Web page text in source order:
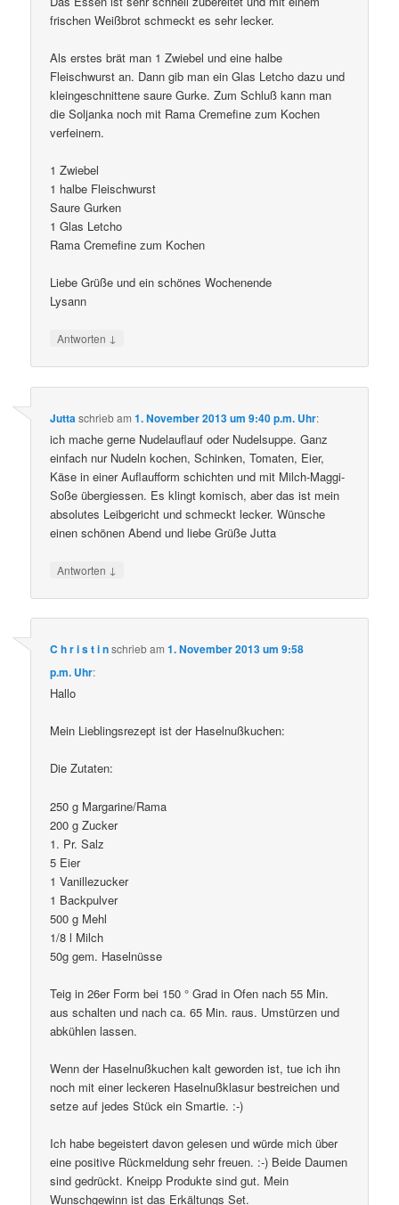
frischen Weißbrot schmeckt es sehr lecker.
Als erstes brät man 1 Zwiebel und eine halbe
Fleischwurst an. Dann gib man ein Glas Letcho dazu und
kleingeschnittene saure Gurke. Zum Schluß kann man
die Soljanka noch mit Rama Cremefine zum Kochen
verfeinern.
1 Zwiebel
1 halbe Fleischwurst
Saure Gurken
1 Glas Letcho
Rama Cremefine zum Kochen
Liebe Grüße und ein schönes Wochenende
Lysann
Antworten ↓
Juttaschriebam1. November 2013 um 9:40 p.m. Uhr:
ich mache gerne Nudelauflauf oder Nudelsuppe. Ganz
einfach nur Nudeln kochen, Schinken, Tomaten, Eier,
Käse in einer Auflaufform schichten und mit Milch-Maggi-
Soße übergiessen. Es klingt komisch, aber das ist mein
absolutes Leibgericht und schmeckt lecker. Wünsche
einen schönen Abend und liebe Grüße Jutta
Antworten ↓
C h r i s t i nschriebam1. November 2013 um 9:58
p.m. Uhr:
Hallo
Mein Lieblingsrezept ist der Haselnußkuchen:
Die Zutaten:
250 g Margarine/Rama
200 g Zucker
1. Pr. Salz
5 Eier
1 Vanillezucker
1 Backpulver
500 g Mehl
1/8 l Milch
50g gem. Haselnüsse
Teig in 26er Form bei 150 ° Grad in Ofen nach 55 Min.
aus schalten und nach ca. 65 Min. raus. Umstürzen und
abkühlen lassen.
Wenn der Haselnußkuchen kalt geworden ist, tue ich ihn
noch mit einer leckeren Haselnußklasur bestreichen und
setze auf jedes Stück ein Smartie. :-)
Ich habe begeistert davon gelesen und würde mich über
eine positive Rückmeldung sehr freuen. :-) Beide Daumen
sind gedrückt. Kneipp Produkte sind gut. Mein
Wunschgewinn ist das Erkältungs Set.